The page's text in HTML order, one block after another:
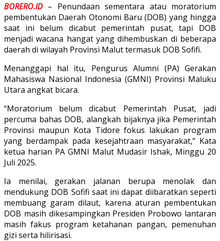
BORERO.ID – Penundaan sementara atau moratorium
pembentukan Daerah Otonomi Baru (DOB) yang hingga
saat ini belum dicabut pemerintah pusat, tapi DOB
menjadi wacana hangat yang dihembuskan di beberapa
daerah di wilayah Provinsi Malut termasuk DOB Sofifi.
Menanggapi hal itu, Pengurus Alumni (PA) Gerakan
Mahasiswa Nasional Indonesia (GMNI) Provinsi Maluku
Utara angkat bicara.
“Moratorium belum dicabut Pemerintah Pusat, jadi
percuma bahas DOB, alangkah bijaknya jika Pemerintah
Provinsi maupun Kota Tidore fokus lakukan program
yang berdampak pada kesejahtraan masyarakat,” Kata
ketua harian PA GMNI Malut Mudasir Ishak, Minggu 20
Juli 2025.
Ia menilai, gerakan jalanan berupa menolak dan
mendukung DOB Sofifi saat ini dapat diibaratkan seperti
membuang garam dilaut, karena aturan pembentukan
DOB masih dikesampingkan Presiden Probowo lantaran
masih fakus program ketahanan pangan, pemenuhan
gizi serta hilirisasi.